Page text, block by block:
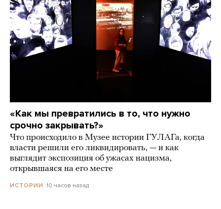
«Как мы превратились в то, что нужно
срочно закрывать?»
Что происходило в Музее истории ГУЛАГа, когда
власти решили его ликвидировать, — и как
выглядит экспозиция об ужасах нацизма,
открывшаяся на его месте
ИСТОРИИ 10 часов назад